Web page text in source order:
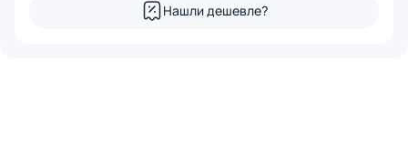
Нашли дешевле?